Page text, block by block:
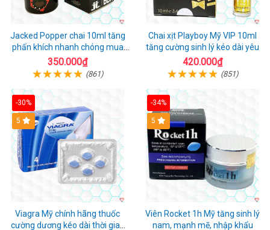
Jacked Popper chai 10ml tăng
phấn khích nhanh chóng mua
ngay
350.000₫
(861)
Chai xịt Playboy Mỹ VIP 10ml
tăng cường sinh lý kéo dài yêu
420.000₫
(851)
-30%
5
Viagra Mỹ chính hãng thuốc
cường dương kéo dài thời gian
-34%
5
Viên Rocket 1h Mỹ tăng sinh lý
nam, mạnh mẽ, nhập khẩu